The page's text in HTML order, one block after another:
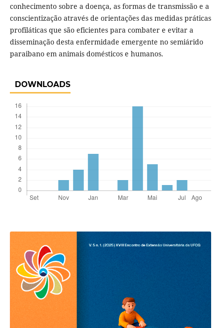
conhecimento sobre a doença, as formas de transmissão e a
conscientização através de orientações das medidas práticas
profiláticas que são eficientes para combater e evitar a
disseminação desta enfermidade emergente no semiárido
paraibano em animais domésticos e humanos.
DOWNLOADS